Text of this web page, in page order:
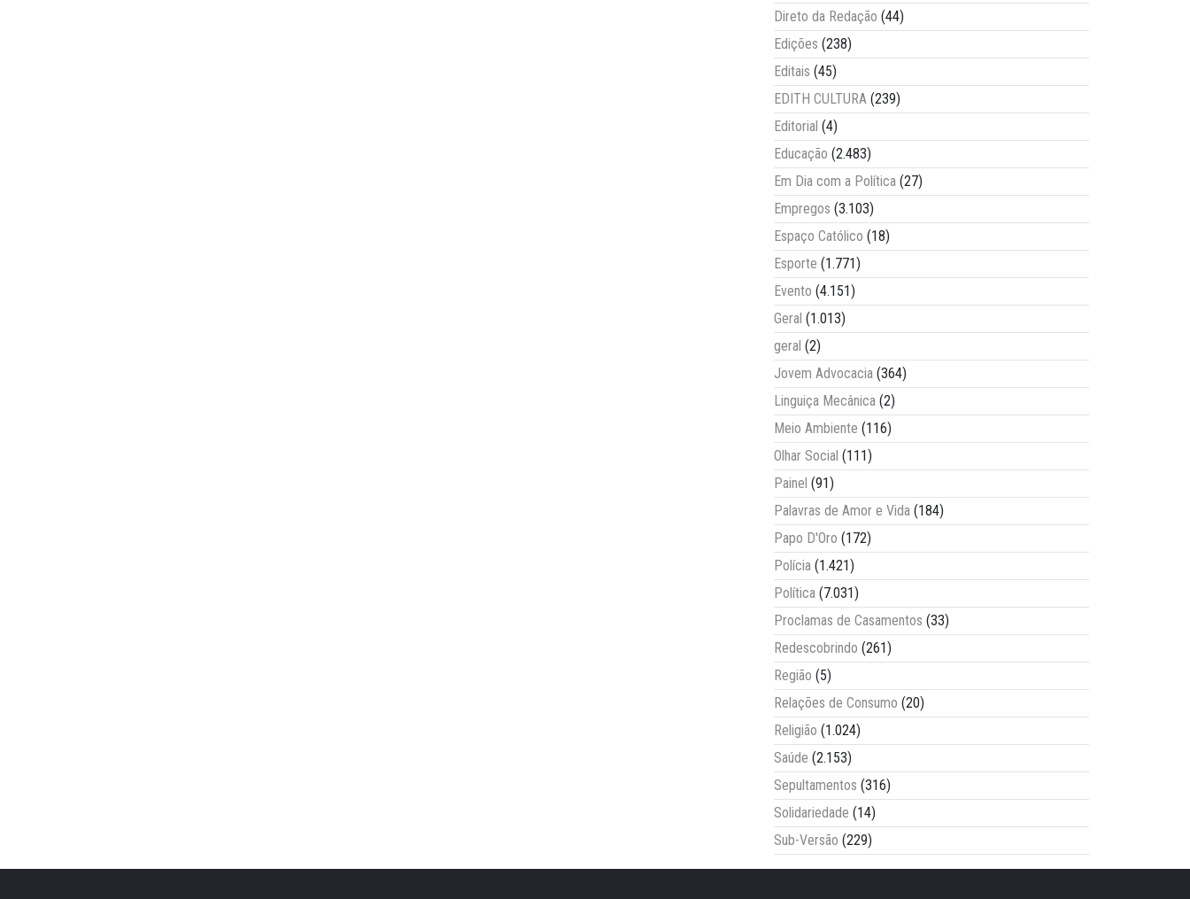
Direto da Redação (44)
Edições (238)
Editais (45)
EDITH CULTURA (239)
Editorial (4)
Educação (2.483)
Em Dia com a Política (27)
Empregos (3.103)
Espaço Católico (18)
Esporte (1.771)
Evento (4.151)
Geral (1.013)
geral (2)
Jovem Advocacia (364)
Linguiça Mecânica (2)
Meio Ambiente (116)
Olhar Social (111)
Painel (91)
Palavras de Amor e Vida (184)
Papo D'Oro (172)
Polícia (1.421)
Política (7.031)
Proclamas de Casamentos (33)
Redescobrindo (261)
Região (5)
Relações de Consumo (20)
Religião (1.024)
Saúde (2.153)
Sepultamentos (316)
Solidariedade (14)
Sub-Versão (229)